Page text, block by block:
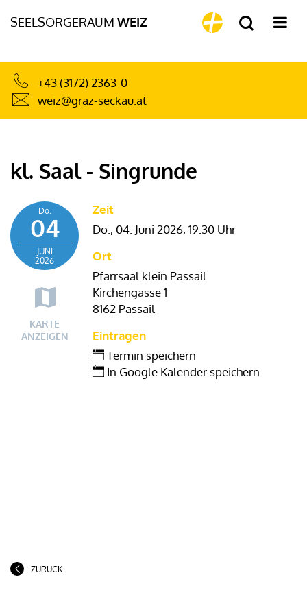
SEELSORGERAUM WEIZ
+43 (3172) 2363-0
weiz@graz-seckau.at
kl. Saal - Singrunde
Do.
04
JUNI
2026
KARTE
ANZEIGEN
Zeit
Do., 04. Juni 2026, 19:30 Uhr
Ort
Pfarrsaal klein Passail
Kirchengasse 1
8162 Passail
Eintragen
Termin speichern
In Google Kalender speichern
ZURÜCK